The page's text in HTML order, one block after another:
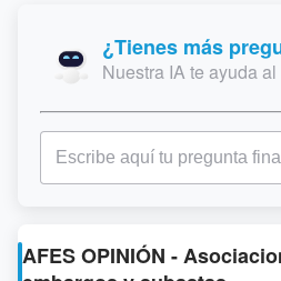
¿Tienes más
Nuestra IA te ayuda
AFES OPINIÓN -